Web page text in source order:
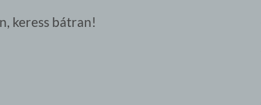
keress bátran!